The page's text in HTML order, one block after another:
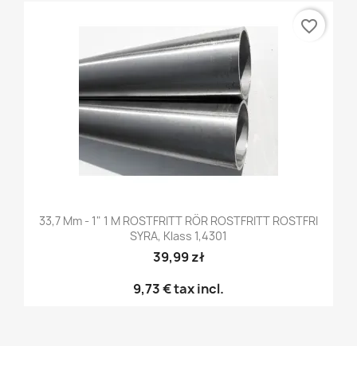
33,7 Mm - 1" 1 M ROSTFRITT RÖR ROSTFRITT ROSTFRI
SYRA, Klass 1,4301
39,99 zł
9,73 €tax incl.
favorite_border